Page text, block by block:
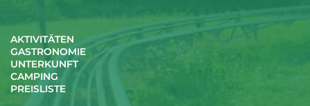
AKTIVITÄTEN
GASTRONOMIE
UNTERKUNFT
CAMPING
PREISLISTE